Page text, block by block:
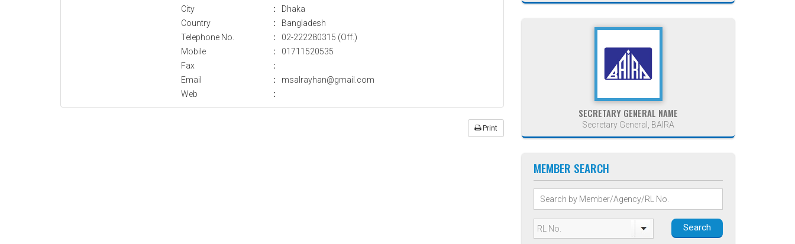
City
:
Dhaka
Country
:
Bangladesh
Telephone No.
:
02-222280315 (Off.)
Mobile
:
01711520535
Fax
:
Email
:
msalrayhan@gmail.com
Web
:
Print
SECRETARY GENERAL NAME
Secretary General, BAIRA
MEMBER SEARCH
Search